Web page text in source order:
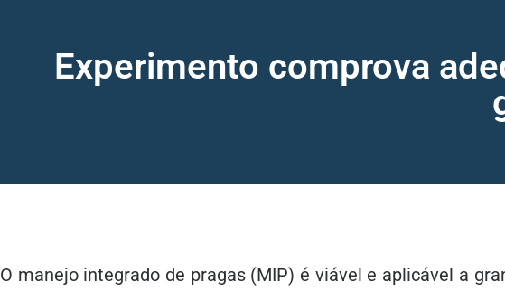
Experimento comprova
O manejo integrado de pragas (MIP) é viável e aplicável a